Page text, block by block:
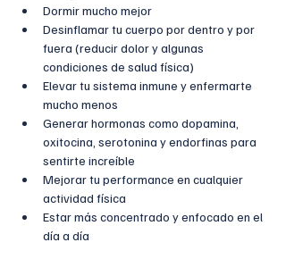
Dormir mucho mejor
Desinflamar tu cuerpo por dentro y por
fuera (reducir dolor y algunas
condiciones de salud física)
Elevar tu sistema inmune y enfermarte
mucho menos
Generar hormonas como dopamina,
oxitocina, serotonina y endorfinas para
sentirte increíble
Mejorar tu performance en cualquier
actividad física
Estar más concentrado y enfocado en el
día a día